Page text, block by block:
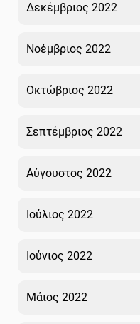
Δεκέμβριος 2022
Νοέμβριος 2022
Οκτώβριος 2022
Σεπτέμβριος 2022
Αύγουστος 2022
Ιούλιος 2022
Ιούνιος 2022
Μάιος 2022